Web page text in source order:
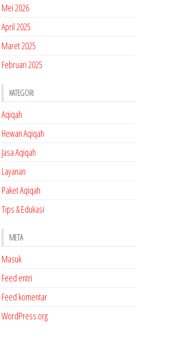
Mei 2026
April 2025
Maret 2025
Februari 2025
KATEGORI
Aqiqah
Hewan Aqiqah
Jasa Aqiqah
Layanan
Paket Aqiqah
Tips & Edukasi
META
Masuk
Feed entri
Feed komentar
WordPress.org